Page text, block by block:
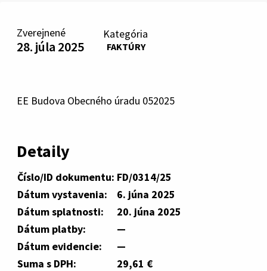
Zverejnené
28. júla 2025
Kategória
FAKTÚRY
EE Budova Obecného úradu 052025
Detaily
Číslo/ID dokumentu: FD/0314/25
Dátum vystavenia:
6. júna 2025
Dátum splatnosti:
20. júna 2025
Dátum platby:
—
Dátum evidencie:
—
Suma s DPH:
29,61 €